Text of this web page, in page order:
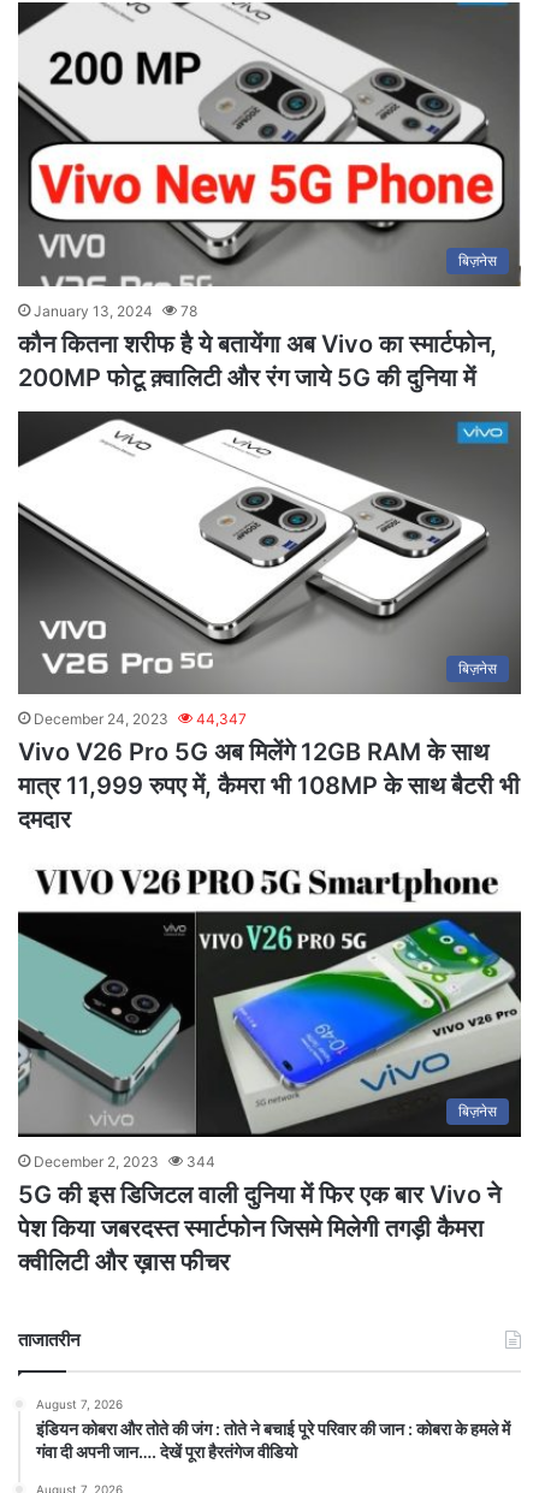
बिज़नेस
January 13, 2024 78
कौन कितना शरीफ है ये बतायेंगा अब Vivo का स्मार्टफोन,
200MP फोटू क़्वालिटी और रंग जाये 5G की दुनिया में
बिज़नेस
December 24, 2023 44,347
Vivo V26 Pro 5G अब मिलेंगे 12GB RAM के साथ
मात्र 11,999 रुपए में, कैमरा भी 108MP के साथ बैटरी भी
दमदार
बिज़नेस
December 2, 2023 344
5G की इस डिजिटल वाली दुनिया में फिर एक बार Vivo ने
पेश किया जबरदस्त स्मार्टफोन जिसमे मिलेगी तगड़ी कैमरा
क्वीलिटी और ख़ास फीचर
ताजातरीन
August 7, 2026
इंडियन कोबरा और तोते की जंग : तोते ने बचाई पूरे परिवार की जान : कोबरा के हमले में
गंवा दी अपनी जान…. देखें पूरा हैरतंगेज वीडियो
August 7, 2026